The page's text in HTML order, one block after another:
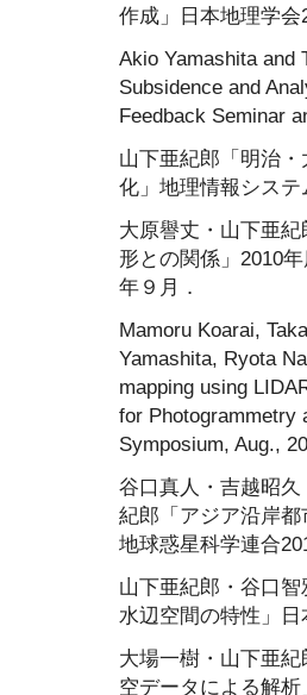
作成」日本地理学
Akio Yamashita and
Subsidence and
Feedback Seminar
山下亜紀郎「明治
化」地理情報シス
大原譽丈・山下亜
形との関係」2010
年９月．
Mamoru Koarai,
Yamashita, Ryota
mapping using
for Photogrammetry
Symposium, Aug.,
谷口真人・吉越昭
紀郎「アジア沿岸
地球惑星科学連合
山下亜紀郎・谷口
水辺空間の特性」
大場一樹・山下亜
空データによる解